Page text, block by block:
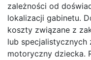
zależności od
lokalizacji gabinetu.
koszty związane z
lub specjalistycznych
motoryczny dziecka.